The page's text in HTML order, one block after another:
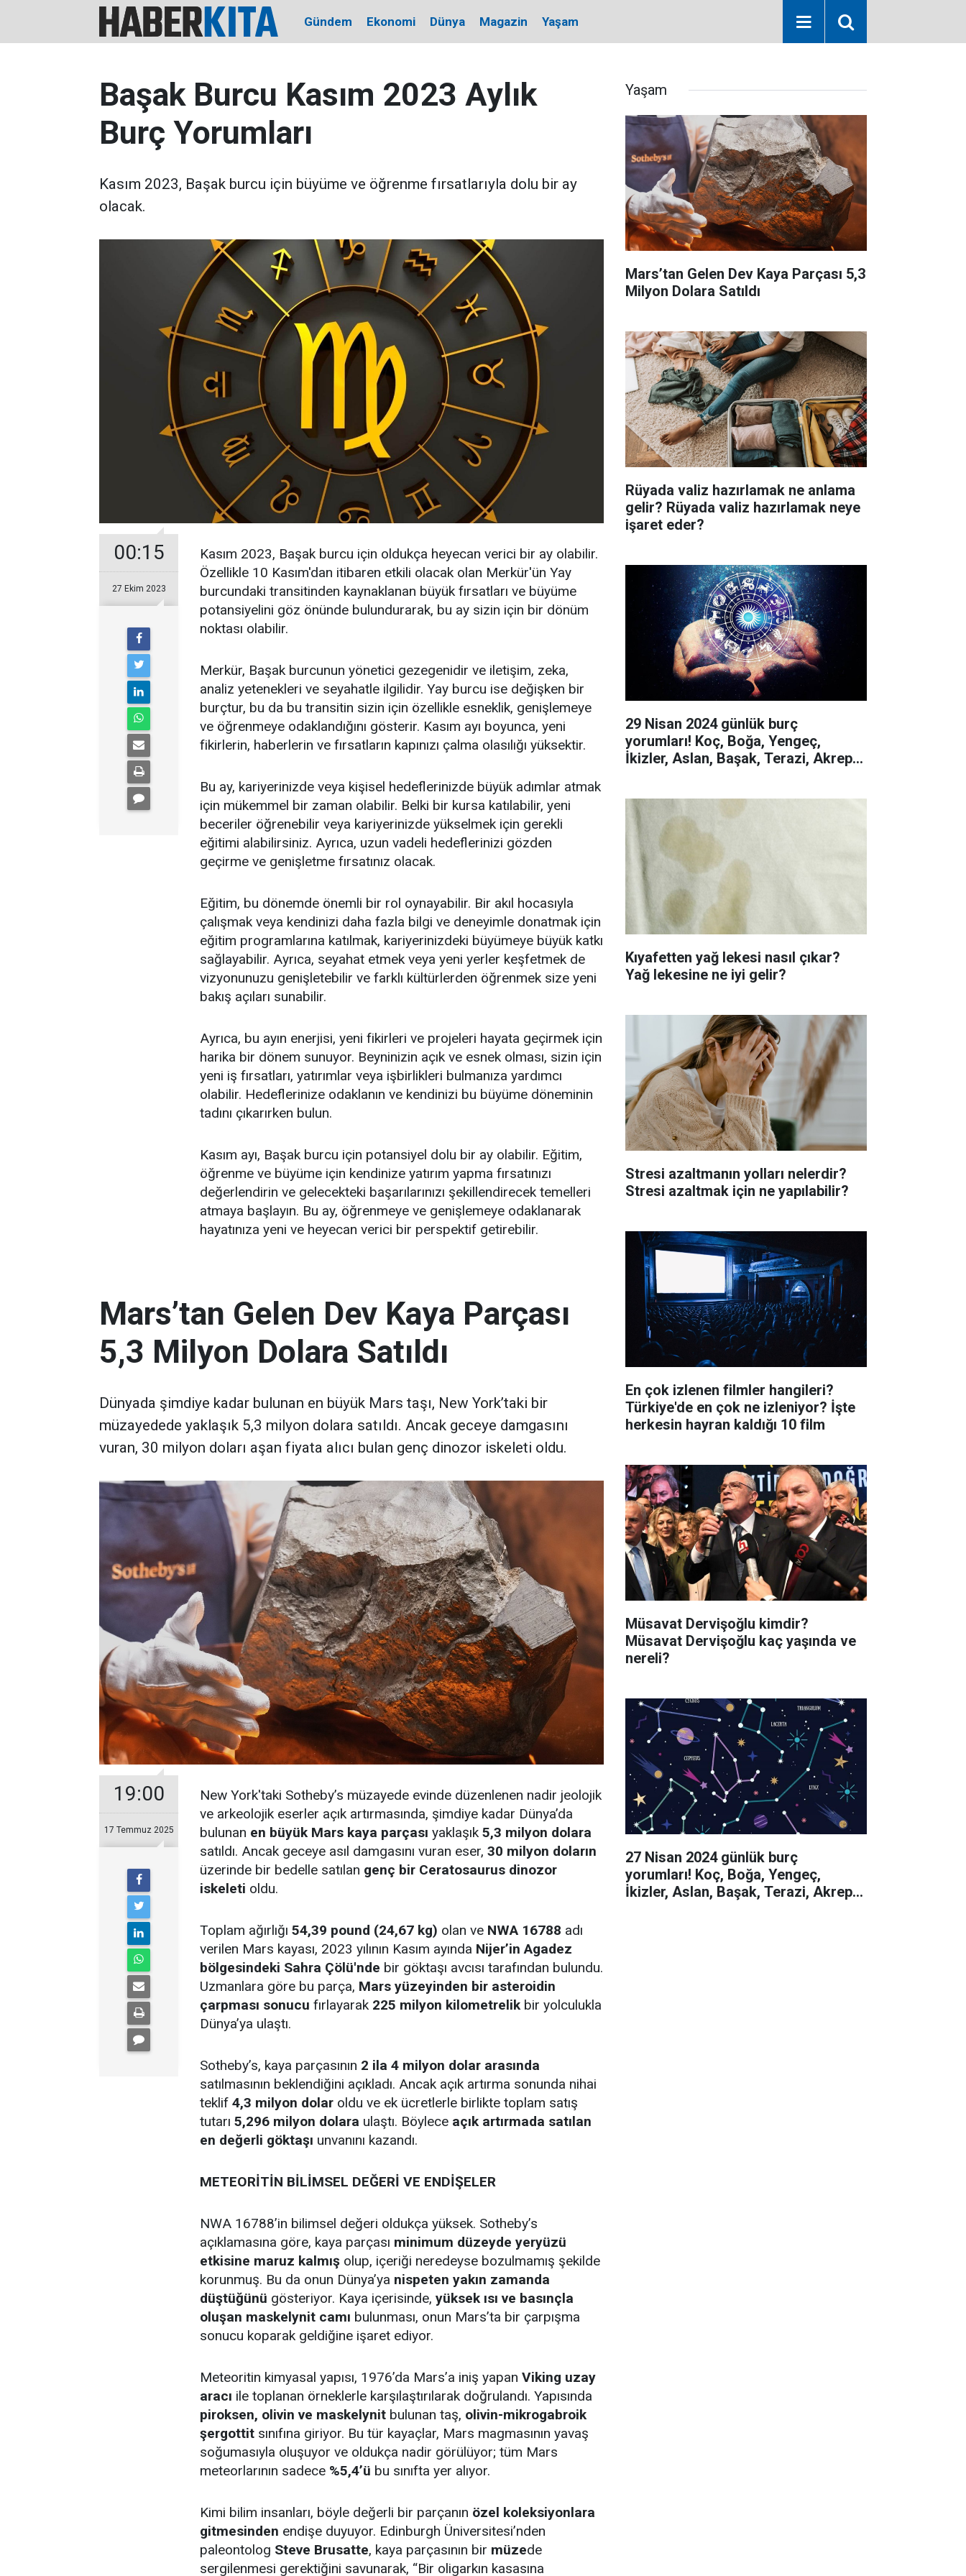
Gündem Ekonomi Dünya Magazin Yaşam
Başak Burcu Kasım 2023 Aylık
Burç Yorumları
Kasım 2023, Başak burcu için büyüme ve öğrenme fırsatlarıyla dolu bir ay
olacak.
00:15
27 Ekim 2023
Kasım 2023, Başak burcu için oldukça heyecan verici bir ay olabilir.
Özellikle 10 Kasım'dan itibaren etkili olacak olan Merkür'ün Yay
burcundaki transitinden kaynaklanan büyük fırsatları ve büyüme
potansiyelini göz önünde bulundurarak, bu ay sizin için bir dönüm
noktası olabilir.
Merkür, Başak burcunun yönetici gezegenidir ve iletişim, zeka,
analiz yetenekleri ve seyahatle ilgilidir. Yay burcu ise değişken bir
burçtur, bu da bu transitin sizin için özellikle esneklik, genişlemeye
ve öğrenmeye odaklandığını gösterir. Kasım ayı boyunca, yeni
fikirlerin, haberlerin ve fırsatların kapınızı çalma olasılığı yüksektir.
Bu ay, kariyerinizde veya kişisel hedeflerinizde büyük adımlar atmak
için mükemmel bir zaman olabilir. Belki bir kursa katılabilir, yeni
beceriler öğrenebilir veya kariyerinizde yükselmek için gerekli
eğitimi alabilirsiniz. Ayrıca, uzun vadeli hedeflerinizi gözden
geçirme ve genişletme fırsatınız olacak.
Eğitim, bu dönemde önemli bir rol oynayabilir. Bir akıl hocasıyla
çalışmak veya kendinizi daha fazla bilgi ve deneyimle donatmak için
eğitim programlarına katılmak, kariyerinizdeki büyümeye büyük katkı
sağlayabilir. Ayrıca, seyahat etmek veya yeni yerler keşfetmek de
vizyonunuzu genişletebilir ve farklı kültürlerden öğrenmek size yeni
bakış açıları sunabilir.
Ayrıca, bu ayın enerjisi, yeni fikirleri ve projeleri hayata geçirmek için
harika bir dönem sunuyor. Beyninizin açık ve esnek olması, sizin için
yeni iş fırsatları, yatırımlar veya işbirlikleri bulmanıza yardımcı
olabilir. Hedeflerinize odaklanın ve kendinizi bu büyüme döneminin
tadını çıkarırken bulun.
Kasım ayı, Başak burcu için potansiyel dolu bir ay olabilir. Eğitim,
öğrenme ve büyüme için kendinize yatırım yapma fırsatınızı
değerlendirin ve gelecekteki başarılarınızı şekillendirecek temelleri
atmaya başlayın. Bu ay, öğrenmeye ve genişlemeye odaklanarak
hayatınıza yeni ve heyecan verici bir perspektif getirebilir.
Mars’tan Gelen Dev Kaya Parçası
5,3 Milyon Dolara Satıldı
Dünyada şimdiye kadar bulunan en büyük Mars taşı, New York’taki bir
müzayedede yaklaşık 5,3 milyon dolara satıldı. Ancak geceye damgasını
vuran, 30 milyon doları aşan fiyata alıcı bulan genç dinozor iskeleti oldu.
19:00
17 Temmuz 2025
New York'taki Sotheby’s müzayede evinde düzenlenen nadir jeolojik
ve arkeolojik eserler açık artırmasında, şimdiye kadar Dünya’da
bulunan en büyük Mars kaya parçası yaklaşık 5,3 milyon dolara
satıldı. Ancak geceye asıl damgasını vuran eser, 30 milyon doların
üzerinde bir bedelle satılan genç bir Ceratosaurus dinozor
iskeleti oldu.
Toplam ağırlığı 54,39 pound (24,67 kg) olan ve NWA 16788 adı
verilen Mars kayası, 2023 yılının Kasım ayında Nijer’in Agadez
bölgesindeki Sahra Çölü'nde bir göktaşı avcısı tarafından bulundu.
Uzmanlara göre bu parça, Mars yüzeyinden bir asteroidin
çarpması sonucu fırlayarak 225 milyon kilometrelikbir yolculukla
Dünya’ya ulaştı.
Sotheby’s, kaya parçasının 2 ila 4 milyon dolar arasında
satılmasının beklendiğini açıkladı. Ancak açık artırma sonunda nihai
teklif 4,3 milyon dolar oldu ve ek ücretlerle birlikte toplam satış
tutarı 5,296 milyon dolara ulaştı. Böylece açık artırmada satılan
en değerli göktaşı unvanını kazandı.
METEORİTİN BİLİMSEL DEĞERİ VE ENDİŞELER
NWA 16788’in bilimsel değeri oldukça yüksek. Sotheby’s
açıklamasına göre, kaya parçası minimum düzeyde yeryüzü
etkisine maruz kalmış olup, içeriği neredeyse bozulmamış şekilde
korunmuş. Bu da onun Dünya’ya nispeten yakın zamanda
düştüğünü gösteriyor. Kaya içerisinde, yüksek ısı ve basınçla
oluşan maskelynit camı bulunması, onun Mars’ta bir çarpışma
sonucu koparak geldiğine işaret ediyor.
Meteoritin kimyasal yapısı, 1976’da Mars’a iniş yapan Viking uzay
aracı ile toplanan örneklerle karşılaştırılarak doğrulandı. Yapısında
piroksen, olivin ve maskelynit bulunan taş, olivin-mikrogabroik
şergottit sınıfına giriyor. Bu tür kayaçlar, Mars magmasının yavaş
soğumasıyla oluşuyor ve oldukça nadir görülüyor; tüm Mars
meteorlarının sadece %5,4’ü bu sınıfta yer alıyor.
Kimi bilim insanları, böyle değerli bir parçanın özel koleksiyonlara
gitmesinden endişe duyuyor. Edinburgh Üniversitesi’nden
paleontolog Steve Brusatte, kaya parçasının bir müzede
sergilenmesi gerektiğini savunarak, “Bir oligarkın kasasına
Yaşam
Mars’tan Gelen Dev Kaya Parçası 5,3
Milyon Dolara Satıldı
Rüyada valiz hazırlamak ne anlama
gelir? Rüyada valiz hazırlamak neye
işaret eder?
29 Nisan 2024 günlük burç
yorumları! Koç, Boğa, Yengeç,
İkizler, Aslan, Başak, Terazi, Akrep,
Kıyafetten yağ lekesi nasıl çıkar?
Yağ lekesine ne iyi gelir?
Stresi azaltmanın yolları nelerdir?
Stresi azaltmak için ne yapılabilir?
En çok izlenen filmler hangileri?
Türkiye'de en çok ne izleniyor? İşte
herkesin hayran kaldığı 10 film
Müsavat Dervişoğlu kimdir?
Müsavat Dervişoğlu kaç yaşında ve
nereli?
27 Nisan 2024 günlük burç
yorumları! Koç, Boğa, Yengeç,
İkizler, Aslan, Başak, Terazi, Akrep,